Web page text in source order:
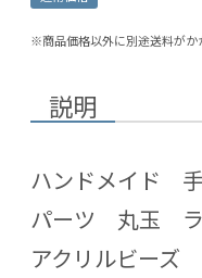
※商品価格以外に別途送料がか
説明
ハンドメイド
パーツ 丸玉 ラ
アクリルビー